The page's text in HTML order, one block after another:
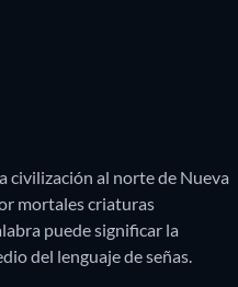
civilización al norte de Nueva
mortales criaturas
puede significar la
del lenguaje de señas.